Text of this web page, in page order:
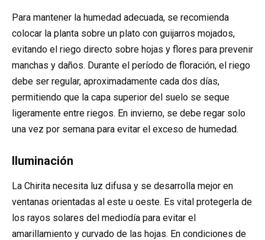
Para mantener la humedad adecuada, se recomienda
colocar la planta sobre un plato con guijarros mojados,
evitando el riego directo sobre hojas y flores para prevenir
manchas y daños. Durante el período de floración, el riego
debe ser regular, aproximadamente cada dos días,
permitiendo que la capa superior del suelo se seque
ligeramente entre riegos. En invierno, se debe regar solo
una vez por semana para evitar el exceso de humedad.
Iluminación
La Chirita necesita luz difusa y se desarrolla mejor en
ventanas orientadas al este u oeste. Es vital protegerla de
los rayos solares del mediodía para evitar el
amarillamiento y curvado de las hojas. En condiciones de